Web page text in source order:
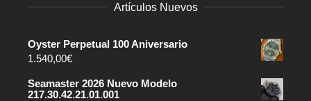
Artículos Nuevos
Oyster Perpetual 100 Aniversario
1.540,00€
Seamaster 2026 Nuevo Modelo
217.30.42.21.01.001